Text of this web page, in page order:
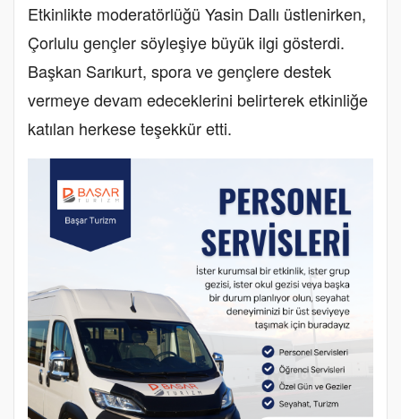
Etkinlikte moderatörlüğü Yasin Dallı üstlenirken,
Çorlulu gençler söyleşiye büyük ilgi gösterdi.
Başkan Sarıkurt, spora ve gençlere destek
vermeye devam edeceklerini belirterek etkinliğe
katılan herkese teşekkür etti.